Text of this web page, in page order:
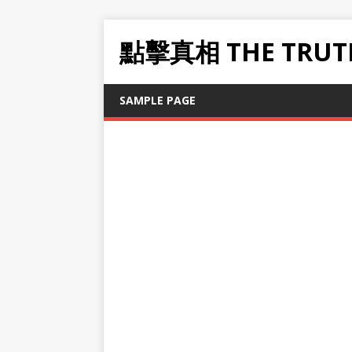
點擊真相 THE
SAMPLE PAGE